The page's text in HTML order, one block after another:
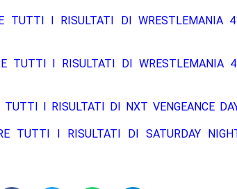
TUTTI I RISULTATI DI WRESTLEMANIA
TUTTI I RISULTATI DI WRESTLEMANIA
TUTTI I RISULTATI DI NXT VENGEANCE
TUTTI I RISULTATI DI SATURDAY